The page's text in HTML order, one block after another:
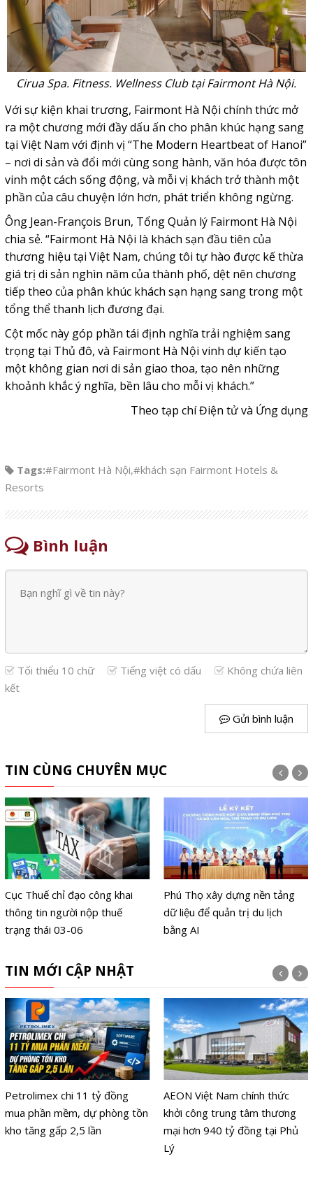
Cirua Spa. Fitness. Wellness Club tại Fairmont Hà Nội.
Với sự kiện khai trương, Fairmont Hà Nội chính thức mở
ra một chương mới đầy dấu ấn cho phân khúc hạng sang
tại Việt Nam với định vị “The Modern Heartbeat of Hanoi”
– nơi di sản và đổi mới cùng song hành, văn hóa được tôn
vinh một cách sống động, và mỗi vị khách trở thành một
phần của câu chuyện lớn hơn, phát triển không ngừng.
Ông Jean-François Brun, Tổng Quản lý Fairmont Hà Nội
chia sẻ. “Fairmont Hà Nội là khách sạn đầu tiên của
thương hiệu tại Việt Nam, chúng tôi tự hào được kế thừa
giá trị di sản nghìn năm của thành phố, dệt nên chương
tiếp theo của phân khúc khách sạn hạng sang trong một
tổng thể thanh lịch đương đại.
Cột mốc này góp phần tái định nghĩa trải nghiệm sang
trọng tại Thủ đô, và Fairmont Hà Nội vinh dự kiến tạo
một không gian nơi di sản giao thoa, tạo nên những
khoảnh khắc ý nghĩa, bền lâu cho mỗi vị khách.”
Theo tạp chí Điện tử và Ứng dụng
Tags:#Fairmont Hà Nội,#khách sạn Fairmont Hotels &
Resorts
Bình luận
Tối thiểu 10 chữ Tiếng việt có dấu
Không chứa liên
kết
Gửi bình luận
TIN CÙNG CHUYÊN MỤC
Cục Thuế chỉ đạo công khai
thông tin người nộp thuế
trạng thái 03-06
Phú Thọ xây dựng nền tảng
dữ liệu để quản trị du lịch
bằng AI
TIN MỚI CẬP NHẬT
Petrolimex chi 11 tỷ đồng
mua phần mềm, dự phòng tồn
kho tăng gấp 2,5 lần
AEON Việt Nam chính thức
khởi công trung tâm thương
mại hơn 940 tỷ đồng tại Phủ
Lý